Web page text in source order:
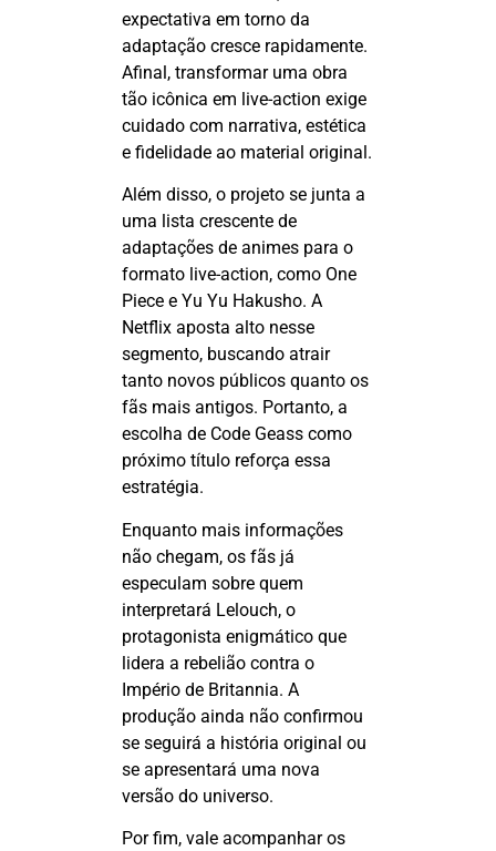
expectativa em torno da
adaptação cresce rapidamente.
Afinal, transformar uma obra
tão icônica em live-action exige
cuidado com narrativa, estética
e fidelidade ao material original.
Além disso, o projeto se junta a
uma lista crescente de
adaptações de animes para o
formato live-action, como One
Piece e Yu Yu Hakusho. A
Netflix aposta alto nesse
segmento, buscando atrair
tanto novos públicos quanto os
fãs mais antigos. Portanto, a
escolha de Code Geass como
próximo título reforça essa
estratégia.
Enquanto mais informações
não chegam, os fãs já
especulam sobre quem
interpretará Lelouch, o
protagonista enigmático que
lidera a rebelião contra o
Império de Britannia. A
produção ainda não confirmou
se seguirá a história original ou
se apresentará uma nova
versão do universo.
Por fim, vale acompanhar os